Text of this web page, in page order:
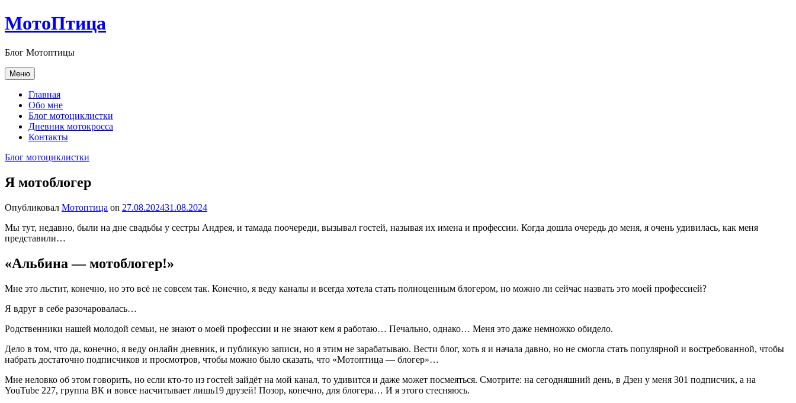
Перейти
к
МотоПтица
Блог Мотоптицы
Меню
Главная
Обо мне
Блог мотоциклистки
Дневник мотокросса
Контакты
Блог мотоциклистки
Я мотоблогер
Опубликовал Мотоптица on 27.08.202431.08.2024
Мы тут, недавно, были на дне свадьбы у сестры Андрея, и тамада поочереди, вызывал гостей, называя их имена и профессии. Когда дошла очередь до меня, я очень удивилась, как меня
представили…
«Альбина — мотоблогер!»
Мне это льстит, конечно, но это всё не совсем так. Конечно, я веду каналы и всегда хотела стать полноценным блогером, но можно ли сейчас назвать это моей профессией?
Я вдруг в себе разочаровалась…
Родственники нашей молодой семьи, не знают о моей профессии и не знают кем я работаю… Печально, однако… Меня это даже немножко обидело.
Дело в том, что да, конечно, я веду онлайн дневник, и публикую записи, но я этим не зарабатываю. Вести блог, хоть я и начала давно, но не смогла стать популярной и востребованной, чтобы
набрать достаточно подписчиков и просмотров, чтобы можно было сказать, что «Мотоптица — блогер»…
Мне неловко об этом говорить, но если кто-то из гостей зайдёт на мой канал, то удивится и даже может посмеяться. Смотрите: на сегодняшний день, в Дзен у меня 301 подписчик, а на
YouTube 227, группа ВК и вовсе насчитывает лишь19 друзей! Позор, конечно, для блогера… И я этого стесняюсь.